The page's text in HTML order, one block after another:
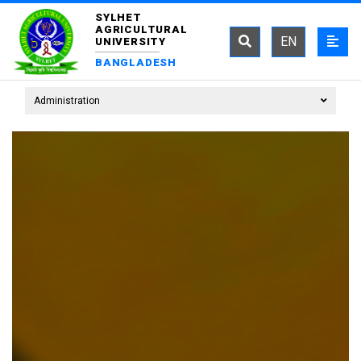
SYLHET
AGRICULTURAL
UNIVERSITY
BANGLADESH
EN
Administration